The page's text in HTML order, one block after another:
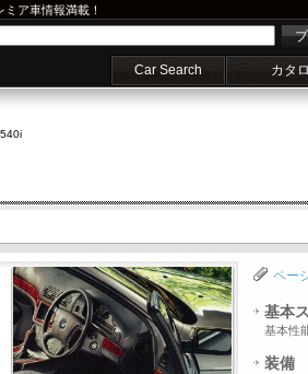
ア車情報満載！
Car Search カタ
540i
ペー
基本
基本性
装備